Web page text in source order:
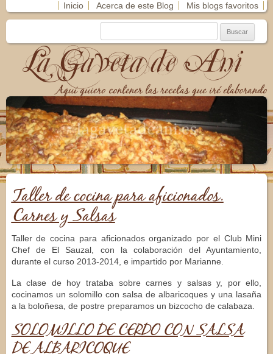
La Gaveta de Ani
Aquí quiero contener las recetas que iré elaborando
Inicio Acerca de este Blog Mis blogs favoritos
Taller de cocina para aficionados.
Carnes y Salsas
Taller de cocina para aficionados organizado por el Club Mini
Chef de El Sauzal, con la colaboración del Ayuntamiento,
durante el curso 2013-2014, e impartido por Marianne.
La clase de hoy trataba sobre carnes y salsas y, por ello,
cocinamos un solomillo con salsa de albaricoques y una lasaña
a la boloñesa, de postre preparamos un bizcocho de calabaza.
SOLOMILLO DE CERDO CON SALSA
DE ALBARICOQUE